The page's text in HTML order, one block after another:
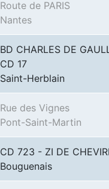
Route de PARIS
Nantes
BD CHARLES DE
CD 17
Saint-Herblain
Rue des Vignes
Pont-Saint-Martin
CD 723 - ZI DE
Bouguenais